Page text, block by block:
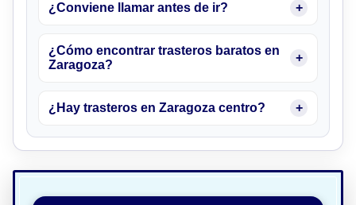
¿Conviene llamar antes de ir?
¿Cómo encontrar trasteros baratos en
Zaragoza?
¿Hay trasteros en Zaragoza centro?